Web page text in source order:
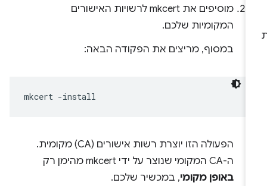
מוסיפים את mkcert לרשויות האישורים
המקומיות שלכם.
במסוף, מריצים את הפקודה הבאה:
mkcert
הפעולה הזו יוצרת רשות אישורים (CA) מקומית.
באופן מקומי, במכשיר שלכם.